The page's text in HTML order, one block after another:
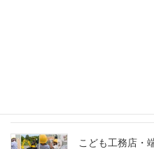
こども工務店・